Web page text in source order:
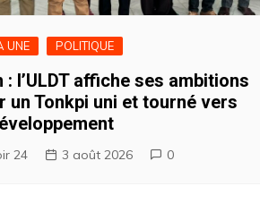
UNE POLITIQUE
: l’ULDT affiche ses ambitions
un Tonkpi uni et tourné vers
24 3 août 2026 0